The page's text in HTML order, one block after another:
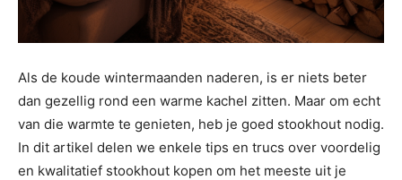
Als de koude wintermaanden naderen, is er niets beter
dan gezellig rond een warme kachel zitten. Maar om echt
van die warmte te genieten, heb je goed stookhout nodig.
In dit artikel delen we enkele tips en trucs over voordelig
en kwalitatief stookhout kopen om het meeste uit je